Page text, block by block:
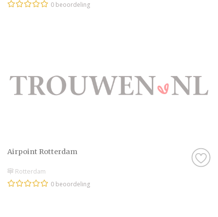
0 beoordeling
Airpoint Rotterdam
Rotterdam
0 beoordeling